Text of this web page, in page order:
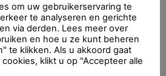
- 26/09/2026 - 27/09/2026 -
om uw gebruikerservaring te
te analyseren en gerichte
via derden. Lees meer over
en hoe u ze kunt beheren
te klikken. Als u akkoord gaat
klikt u op "Accepteer alle